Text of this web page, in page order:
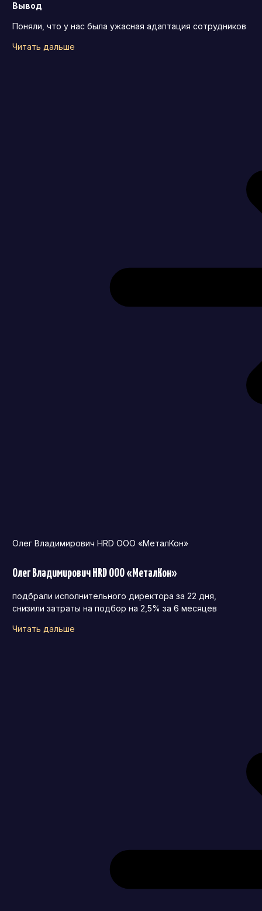
Вывод
Поняли, что у нас была ужасная адаптация сотрудников
Читать дальше
Олег Владимирович HRD ООО «МеталКон»
Олег Владимирович HRD ООО «МеталКон»
подбрали исполнительного директора за 22 дня,
снизили затраты на подбор на 2,5% за 6 месяцев
Читать дальше